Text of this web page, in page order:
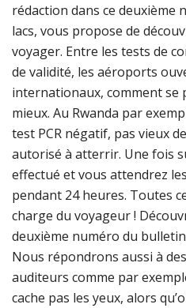
Emergence
Galerie
Terms & Conditions
Nos Publications
Magazine
Nos Videos
Partenaires
Connexion
Register
rédaction dans ce deuxième
lacs, vous propose de
voyager. Entre les tests de
de validité, les aéroports
internationaux, comment
mieux. Au Rwanda par
test PCR négatif, pas vieux
autorisé à atterrir. Une fois
effectué et vous attendrez
pendant 24 heures. Toutes
charge du voyageur !
deuxième numéro du
Nous répondrons aussi à
auditeurs comme par
cache pas les yeux, alors